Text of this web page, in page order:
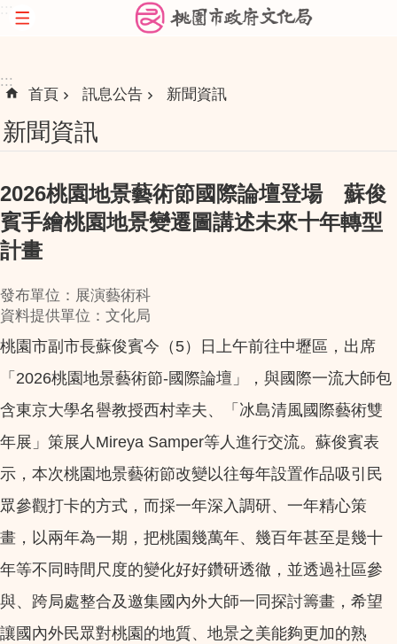
跳到主要內容區塊
:::
首頁 訊息公告 新聞資訊
新聞資訊
2026桃園地景藝術節國際論壇登場 蘇俊
賓手繪桃園地景變遷圖講述未來十年轉型
計畫
發布單位：展演藝術科
資料提供單位：文化局
桃園市副市長蘇俊賓今（5）日上午前往中壢區，出席
「2026桃園地景藝術節-國際論壇」，與國際一流大師包
含東京大學名譽教授西村幸夫、「冰島清風國際藝術雙
年展」策展人Mireya Samper等人進行交流。蘇俊賓表
示，本次桃園地景藝術節改變以往每年設置作品吸引民
眾參觀打卡的方式，而採一年深入調研、一年精心策
畫，以兩年為一期，把桃園幾萬年、幾百年甚至是幾十
年等不同時間尺度的變化好好鑽研透徹，並透過社區參
與、跨局處整合及邀集國內外大師一同探討籌畫，希望
讓國內外民眾對桃園的地質、地景之美能夠更加的熟